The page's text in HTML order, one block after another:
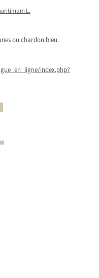
L.
ou chardon bleu.
index.php?